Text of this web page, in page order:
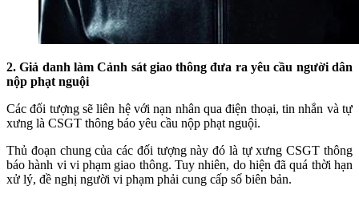
2. Giả danh làm Cảnh sát giao thông đưa ra yêu cầu người dân
nộp phạt nguội
Các đối tượng sẽ liên hệ với nạn nhân qua điện thoại, tin nhắn và tự
xưng là CSGT thông báo yêu cầu nộp phạt nguội.
Thủ đoạn chung của các đối tượng này đó là tự xưng CSGT thông
báo hành vi vi phạm giao thông. Tuy nhiên, do hiện đã quá thời hạn
xử lý, đề nghị người vi phạm phải cung cấp số biên bản.